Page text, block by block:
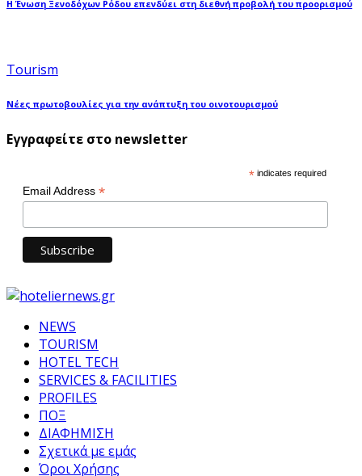
Η Ένωση Ξενοδόχων Ρόδου επενδύει στη διεθνή προβολή του προορισμού
Tourism
Νέες πρωτοβουλίες για την ανάπτυξη του οινοτουρισμού
Εγγραφείτε στο newsletter
* indicates required
Email Address *
NEWS
TOURISM
HOTEL TECH
SERVICES & FACILITIES
PROFILES
ΠΟΞ
ΔΙΑΦΗΜΙΣΗ
Σχετικά με εμάς
Όροι Χρήσης